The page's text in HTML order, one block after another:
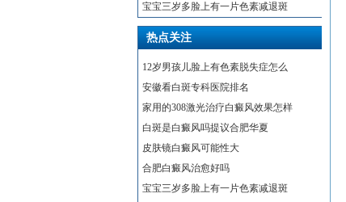
宝宝三岁多脸上有一片色素减退斑
热点关注
12岁男孩儿脸上有色素脱失症怎么
安徽看白斑专科医院排名
家用的308激光治疗白癜风效果怎样
白斑是白癜风吗提议合肥华夏
皮肤镜白癜风可能性大
合肥白癜风治愈好吗
宝宝三岁多脸上有一片色素减退斑